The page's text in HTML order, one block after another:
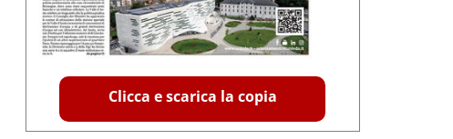
Clicca e scarica la copia